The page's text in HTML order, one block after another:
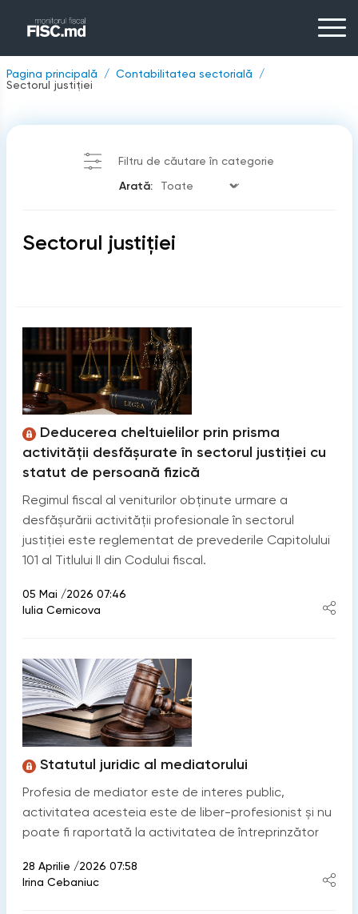
Pagina principală
Contabilitatea sectorială
Sectorul justiției
Filtru de căutare în categorie
Arată:
Sectorul justiției
Deducerea cheltuielilor prin prisma
activității desfășurate în sectorul justiției cu
statut de persoană fizică
Regimul fiscal al veniturilor obținute urmare a
desfășurării activității profesionale în sectorul
justiției este reglementat de prevederile Capitolului
101 al Titlului II din Codului fiscal.
05 Mai /2026 07:46
Iulia Cernicova
Statutul juridic al mediatorului
Profesia de mediator este de interes public,
activitatea acesteia este de liber-profesionist și nu
poate fi raportată la activitatea de întreprinzător
28 Aprilie /2026 07:58
Irina Cebaniuc